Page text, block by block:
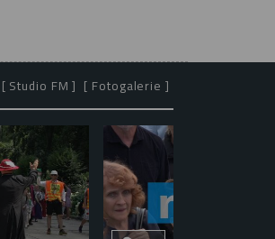
[ Studio FM ] [ Fotogalerie ]